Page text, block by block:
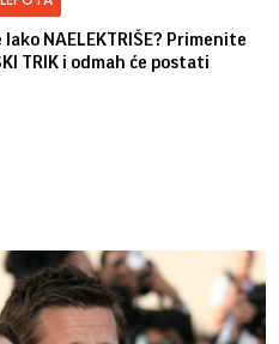
lako NAELEKTRIŠE? Primenite
TRIK i odmah će postati